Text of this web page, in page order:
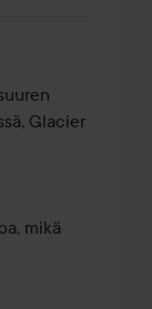
Glacier
mikä